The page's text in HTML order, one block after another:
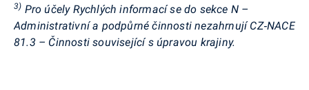
3) Pro účely Rychlých informací se do sekce N –
Administrativní a podpůrné činnosti nezahrnují CZ‑NACE
81.3 – Činnosti související s úpravou krajiny.